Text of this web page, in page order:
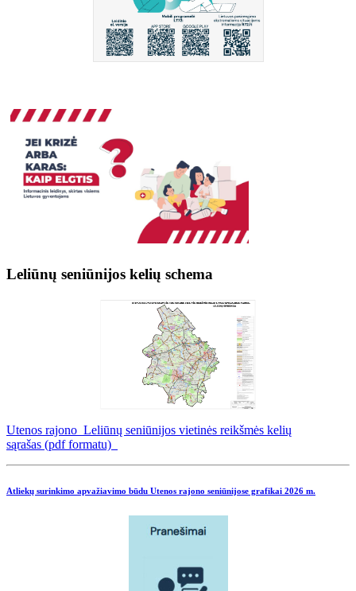
Leliūnų seniūnijos kelių schema
Utenos rajono Leliūnų seniūnijos vietinės reikšmės kelių
sąrašas (pdf formatu)
Atliekų surinkimo apvažiavimo būdu Utenos rajono seniūnijose grafikai 2026 m.